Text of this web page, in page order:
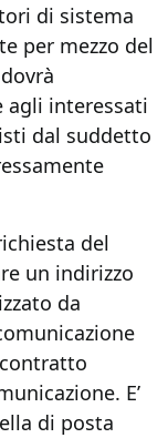
di sistema
per mezzo del
agli interessati
dal suddetto
del
un indirizzo
da
E’
di posta